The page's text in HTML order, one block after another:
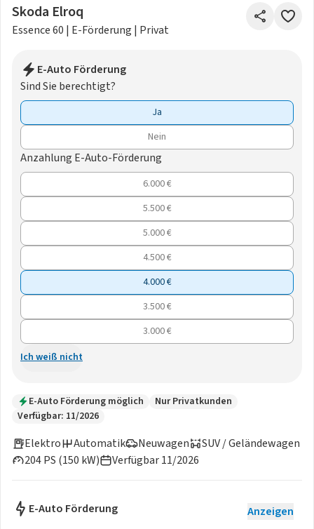
Skoda Elroq
Essence 60 | E-Förderung | Privat
E-Auto Förderung
Sind Sie berechtigt?
Ja
Nein
Anzahlung E-Auto-Förderung
6.000 €
5.500 €
5.000 €
4.500 €
4.000 €
3.500 €
3.000 €
Ich weiß nicht
E-Auto Förderung möglich
Nur Privatkunden
Verfügbar: 11/2026
Elektro
Neuwagen
204 PS (150 kW)
Automatik
SUV / Geländewagen
Verfügbar 11/2026
E-Auto Förderung Anzeigen